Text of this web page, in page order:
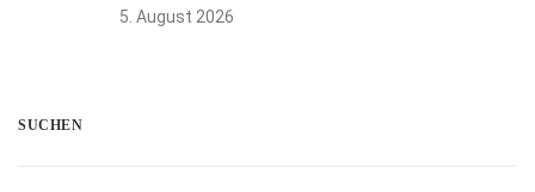
5. August 2026
SUCHEN